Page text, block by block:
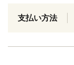
支払い方法